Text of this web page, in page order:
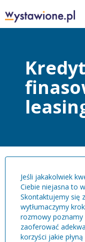
Jeśli jakakolwiek
Ciebie niejasna to
Skontaktujemy się
wytłumaczymy
rozmowy
zaoferować
korzyści jakie